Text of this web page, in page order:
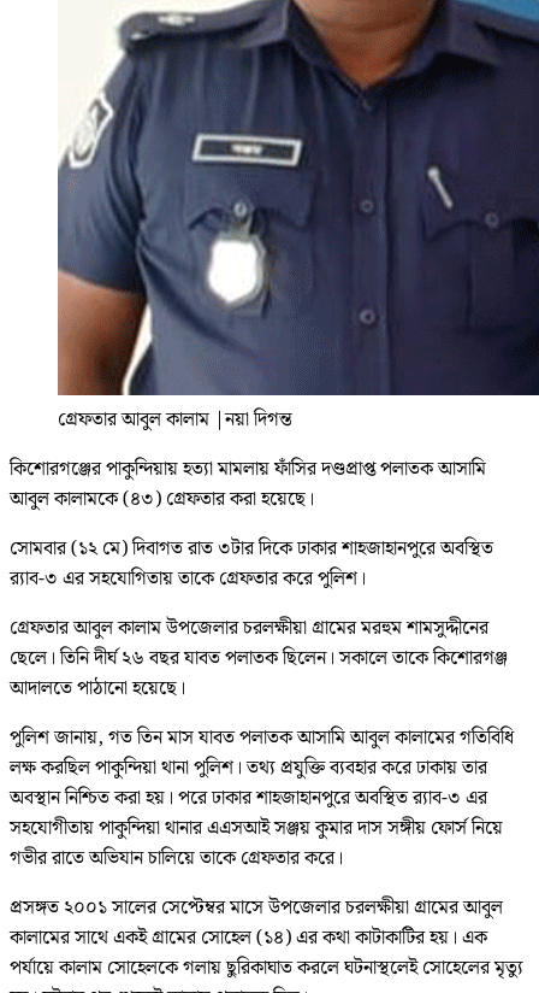
গ্রেফতার আবুল কালাম |নয়া দিগন্ত
কিশোরগঞ্জের পাকুন্দিয়ায় হত্যা মামলায় ফাঁসির দণ্ডপ্রাপ্ত পলাতক আসামি
আবুল কালামকে (৪৩) গ্রেফতার করা হয়েছে।
সোমবার (১২ মে) দিবাগত রাত ৩টার দিকে ঢাকার শাহজাহানপুরে অবস্থিত
র‍্যাব-৩ এর সহযোগিতায় তাকে গ্রেফতার করে পুলিশ।
গ্রেফতার আবুল কালাম উপজেলার চরলক্ষীয়া গ্রামের মরহুম শামসুদ্দীনের
ছেলে। তিনি দীর্ঘ ২৬ বছর যাবত পলাতক ছিলেন। সকালে তাকে কিশোরগঞ্জ
আদালতে পাঠানো হয়েছে।
পুলিশ জানায়, গত তিন মাস যাবত পলাতক আসামি আবুল কালামের গতিবিধি
লক্ষ করছিল পাকুন্দিয়া থানা পুলিশ। তথ্য প্রযুক্তি ব্যবহার করে ঢাকায় তার
অবস্থান নিশ্চিত করা হয়। পরে ঢাকার শাহজাহানপুরে অবস্থিত র‍্যাব-৩ এর
সহযোগীতায় পাকুন্দিয়া থানার এএসআই সঞ্জয় কুমার দাস সঙ্গীয় ফোর্স নিয়ে
গভীর রাতে অভিযান চালিয়ে তাকে গ্রেফতার করে।
প্রসঙ্গত ২০০১ সালের সেপ্টেম্বর মাসে উপজেলার চরলক্ষীয়া গ্রামের আবুল
কালামের সাথে একই গ্রামের সোহেল (১৪) এর কথা কাটাকাটির হয়। এক
পর্যায়ে কালাম সোহেলকে গলায় ছুরিকাঘাত করলে ঘটনাস্থলেই সোহেলের মৃত্যু